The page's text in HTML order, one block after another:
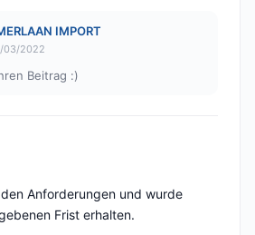
IMPORT
03/2022
Beitrag :)
5
Anforderungen und wurde
Frist erhalten.